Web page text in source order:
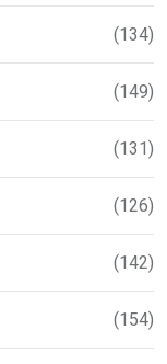
(134)
(149)
(131)
(126)
(142)
(154)